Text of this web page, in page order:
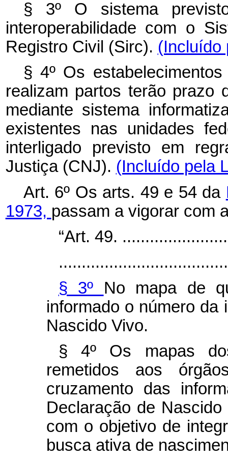
§ 3º O sistema
interoperabilidade com o
Registro Civil (Sirc). (Incluído
§ 4º Os
realizam partos terão prazo
mediante sistema
existentes nas unidades
interligado previsto em
Justiça (CNJ). (Incluído pela
Art. 6º Os arts. 49 e 54 da
1973, passam a vigorar com
“Art. 49.
§ 3º No mapa de
informado o número da
Nascido Vivo.
§ 4º Os mapas
remetidos aos
cruzamento das
Declaração de
com o objetivo de
busca ativa de